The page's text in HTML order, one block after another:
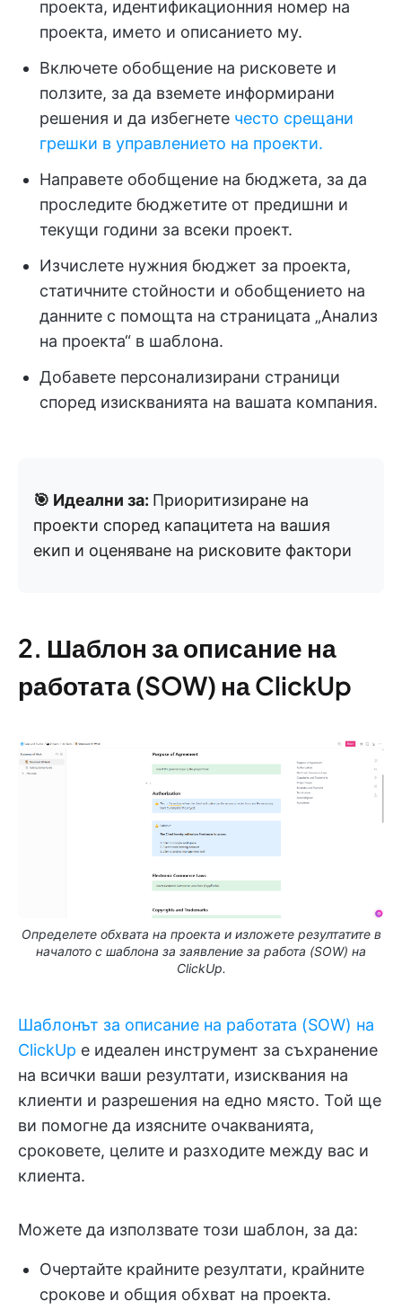
проекта, идентификационния номер на
проекта, името и описанието му.
Включете обобщение на рисковете и
ползите, за да вземете информирани
решения и да избегнете често срещани
грешки в управлението на проекти.
Направете обобщение на бюджета, за да
проследите бюджетите от предишни и
текущи години за всеки проект.
Изчислете нужния бюджет за проекта,
статичните стойности и обобщението на
данните с помощта на страницата „Анализ
на проекта“ в шаблона.
Добавете персонализирани страници
според изискванията на вашата компания.
🎯 Идеални за: Приоритизиране на
проекти според капацитета на вашия
екип и оценяване на рисковите фактори
2. Шаблон за описание на
работата (SOW) на ClickUp
Определете обхвата на проекта и изложете резултатите в
началото с шаблона за заявление за работа (SOW) на
ClickUp.
Шаблонът за описание на работата (SOW) на
ClickUp е идеален инструмент за съхранение
на всички ваши резултати, изисквания на
клиенти и разрешения на едно място. Той ще
ви помогне да изясните очакванията,
сроковете, целите и разходите между вас и
клиента.
Можете да използвате този шаблон, за да:
Очертайте крайните резултати, крайните
срокове и общия обхват на проекта.